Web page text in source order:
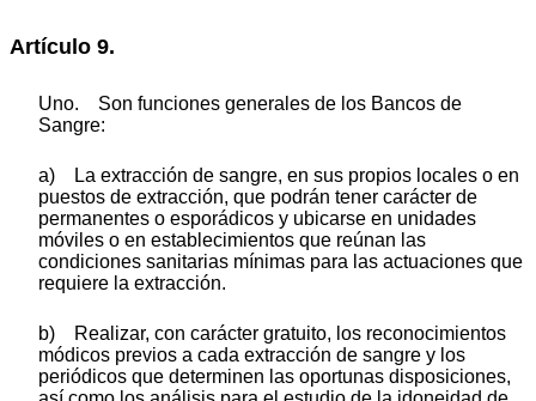
Artículo 9.
Uno. Son funciones generales de los Bancos de
Sangre:
a) La extracción de sangre, en sus propios locales o en
puestos de extracción, que podrán tener carácter de
permanentes o esporádicos y ubicarse en unidades
móviles o en establecimientos que reúnan las
condiciones sanitarias mínimas para las actuaciones que
requiere la extracción.
b) Realizar, con carácter gratuito, los reconocimientos
módicos previos a cada extracción de sangre y los
periódicos que determinen las oportunas disposiciones,